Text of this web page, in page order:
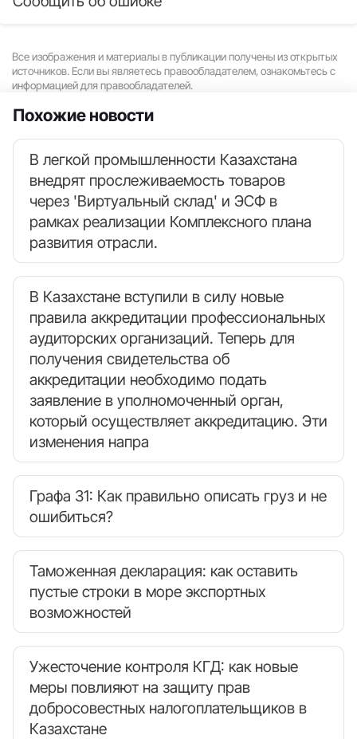
Все изображения и материалы в публикации получены из открытых
источников. Если вы являетесь правообладателем, ознакомьтесь с
информацией для правообладателей.
Похожие новости
В легкой промышленности Казахстана
внедрят прослеживаемость товаров
через 'Виртуальный склад' и ЭСФ в
рамках реализации Комплексного плана
развития отрасли.
В Казахстане вступили в силу новые
правила аккредитации профессиональных
аудиторских организаций. Теперь для
получения свидетельства об
аккредитации необходимо подать
заявление в уполномоченный орган,
который осуществляет аккредитацию. Эти
изменения напра
Графа 31: Как правильно описать груз и не
ошибиться?
Таможенная декларация: как оставить
пустые строки в море экспортных
возможностей
Ужесточение контроля КГД: как новые
меры повлияют на защиту прав
добросовестных налогоплательщиков в
Казахстане